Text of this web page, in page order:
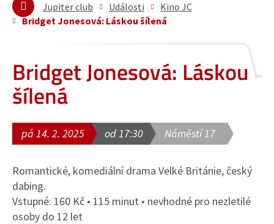
Jupiter club Události
Kino JC
Bridget Jonesová: Láskou šílená
Bridget Jonesová: Láskou
šílená
pá 14. 2. 2025 od 17:30 Náměstí 17
Romantické, komediální drama Velké Británie, český
dabing.
Vstupné: 160 Kč • 115 minut • nevhodné pro nezletilé
osoby do 12 let